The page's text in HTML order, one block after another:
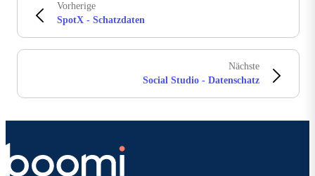
Vorherige
SpotX - Schatzdaten
Nächste
Social Studio - Datenschatz